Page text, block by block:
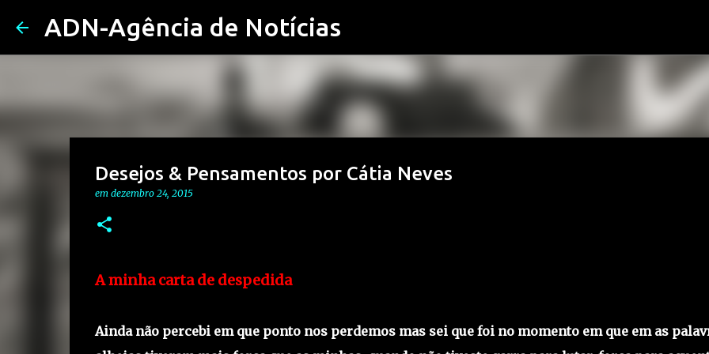
ADN-Agência de Notícias
Desejos & Pensamentos por Cátia Neves
em dezembro 24, 2015
A minha carta de despedida
Ainda não percebi em que ponto nos perdemos mas sei que foi no momento em que em as